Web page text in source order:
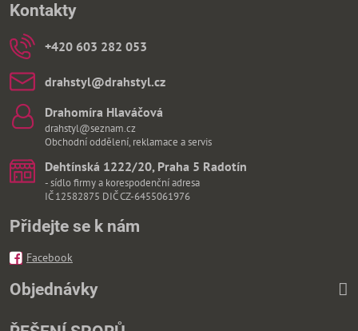
Kontakty
+420 603 282 053
drahstyl​@drahstyl​.cz
Drahomíra Hlaváčová
drahstyl@seznam.cz
Obchodní oddělení, reklamace a servis
Dehtínská 1222/20, Praha 5 Radotín
- sídlo firmy a korespodenční adresa
IČ 12582875 DIČ CZ-6455061976
Přidejte se k nám
Facebook
Objednávky